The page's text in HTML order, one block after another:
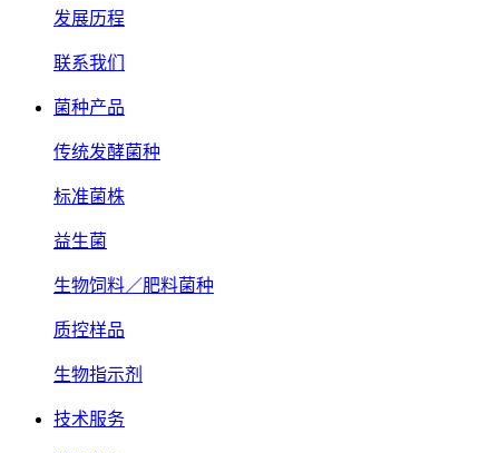
发展历程
联系我们
菌种产品
传统发酵菌种
标准菌株
益生菌
生物饲料／肥料菌种
质控样品
生物指示剂
技术服务